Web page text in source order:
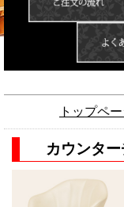
トップペ
カウンタ